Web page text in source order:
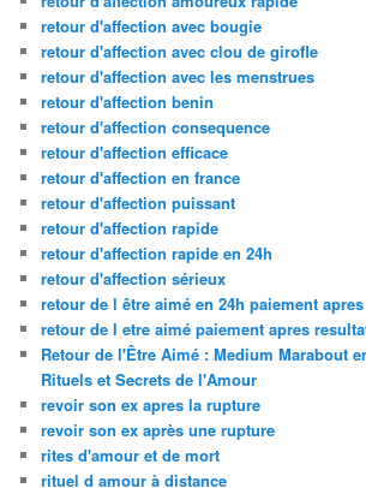
retour d'affection avec bougie
retour d'affection avec clou de girofle
retour d'affection avec les menstrues
retour d'affection benin
retour d'affection consequence
retour d'affection efficace
retour d'affection en france
retour d'affection puissant
retour d'affection rapide
retour d'affection rapide en 24h
retour d'affection sérieux
retour de l être aimé en 24h paiement
retour de l etre aimé paiement apres
Retour de l'Être Aimé : Medium Marabout
Rituels et Secrets de l'Amour
revoir son ex apres la rupture
revoir son ex après une rupture
rites d'amour et de mort
rituel d amour à distance